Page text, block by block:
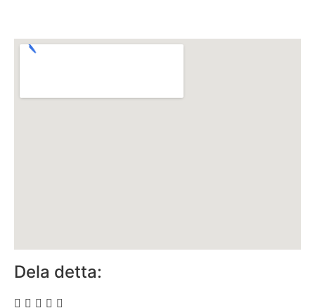
Dela detta: